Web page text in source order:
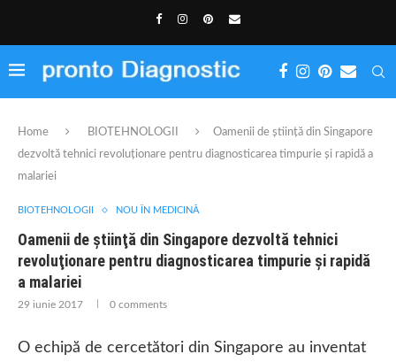
Home BIOTEHNOLOGII
Oamenii de ştiinţă din Singapore
dezvoltă tehnici revoluţionare pentru diagnosticarea timpurie şi rapidă a
malariei
BIOTEHNOLOGII NOU ÎN MEDICINĂ
Oamenii de ştiinţă din Singapore dezvoltă tehnici
revoluţionare pentru diagnosticarea timpurie şi rapidă
a malariei
29 iunie 2017 0 comments
O echipă de cercetători din Singapore au inventat